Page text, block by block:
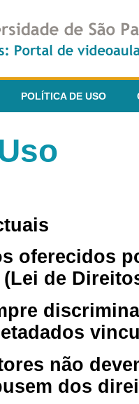
POLÍTICA DE USO
oferecidos
(Lei de
não
dos